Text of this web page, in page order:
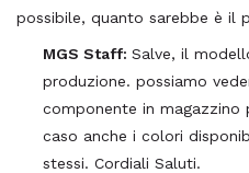
possibile, quanto sarebbe è il
MGS Staff: Salve, il
produzione. possiamo
componente in magazzino
caso anche i colori
stessi. Cordiali Saluti.